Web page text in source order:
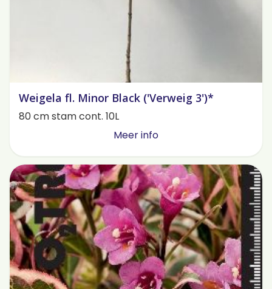
Weigela fl. Minor Black ('Verweig 3')*
80 cm stam cont. 10L
Meer info